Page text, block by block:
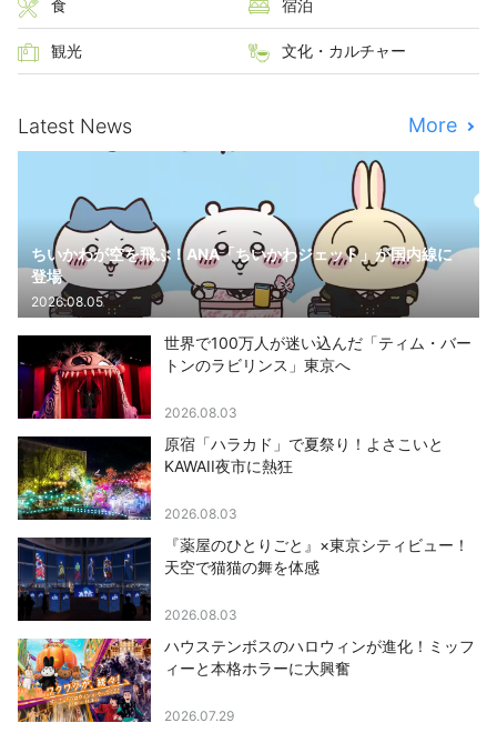
食 宿泊
観光 文化・カルチャー
Latest News More
ちいかわが空を飛ぶ！ANA「ちいかわジェット」が国内線に
登場
2026.08.05
世界で100万人が迷い込んだ「ティム・バー
トンのラビリンス」東京へ
2026.08.03
原宿「ハラカド」で夏祭り！よさこいと
KAWAII夜市に熱狂
2026.08.03
『薬屋のひとりごと』×東京シティビュー！
天空で猫猫の舞を体感
2026.08.03
ハウステンボスのハロウィンが進化！ミッフ
ィーと本格ホラーに大興奮
2026.07.29